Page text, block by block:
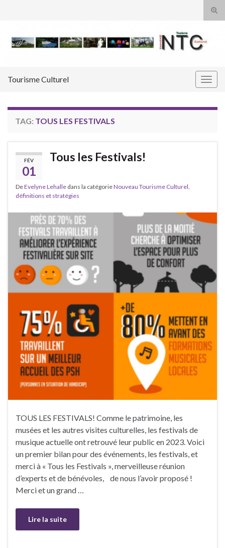
Tourisme Culturel
TAG: TOUS LES FESTIVALS
FÉV
01
Tous les Festivals!
DeEvelyne Lehalle dans la catégorieNouveau Tourisme Culturel,
définitions et stratégies
TOUS LES FESTIVALS! Comme le patrimoine, les
musées et les autres visites culturelles, les festivals de
musique actuelle ont retrouvé leur public en 2023. Voici
un premier bilan pour des événements, les festivals, et
merci à « Tous les Festivals », merveilleuse réunion
d’experts et de bénévoles, de nous l’avoir proposé !
Merci et un grand …
Lire la suite